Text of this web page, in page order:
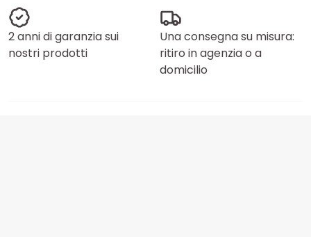
2 anni di garanzia sui
nostri prodotti
Una consegna su misura:
ritiro in agenzia o a
domicilio